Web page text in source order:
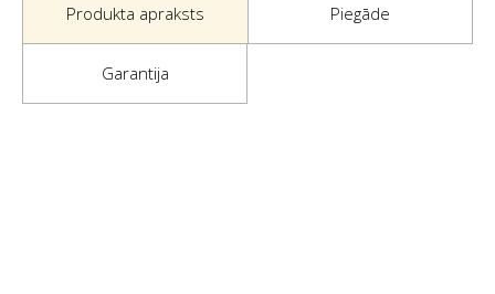
Produkta apraksts Piegāde
Garantija